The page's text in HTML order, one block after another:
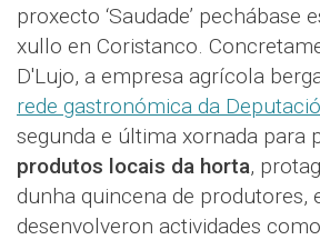
proxecto ‘Saudade’ pechábase
xullo en Coristanco.
D'Lujo, a empresa agrícola
rede gastronómica da
segunda e última xornada para
produtos locais da horta,
dunha quincena de produtores,
desenvolveron actividades